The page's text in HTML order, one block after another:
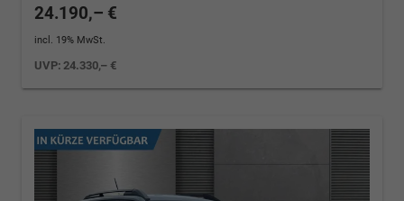
24.190,– €
incl. 19% MwSt.
UVP:24.330,– €